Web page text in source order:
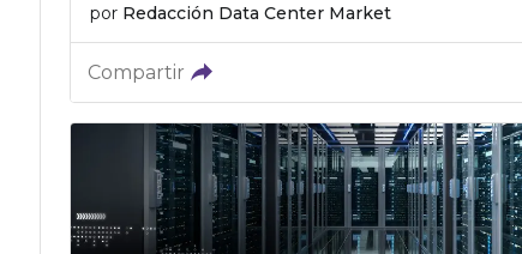
por Redacción Data Center Market
Compartir